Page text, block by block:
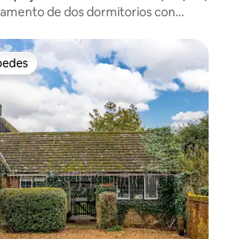
de dos dormitorios con